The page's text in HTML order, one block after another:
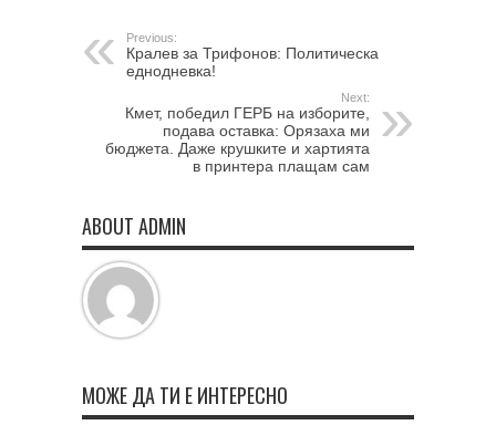
Previous:
Кралев за Трифонов: Политическа
еднодневка!
Next:
Кмет, победил ГЕРБ на изборите,
подава оставка: Орязаха ми
бюджета. Даже крушките и хартията
в принтера плащам сам
ABOUT ADMIN
МОЖЕ ДА ТИ Е ИНТЕРЕСНО